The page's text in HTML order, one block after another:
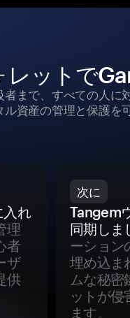
ットで
まで、すべての人に
資産の管理と保護を
入れ
理
者
ザ
供
次に
Tangem
同期しま
ーション
埋め込ま
ムな秘密
ットが侵
ます。